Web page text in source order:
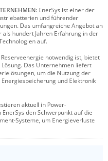
Sensorik
& WLAN
EnerSys ist einer der
und führender
Das umfangreiche Angebot an
hundert Jahren Erfahrung in der
auf.
notwendig ist, bietet
Das Unternehmen liefert
um die Nutzung der
und Elektronik
aktuell in Power-
den Schwerpunkt auf die
Systeme, um Energieverluste